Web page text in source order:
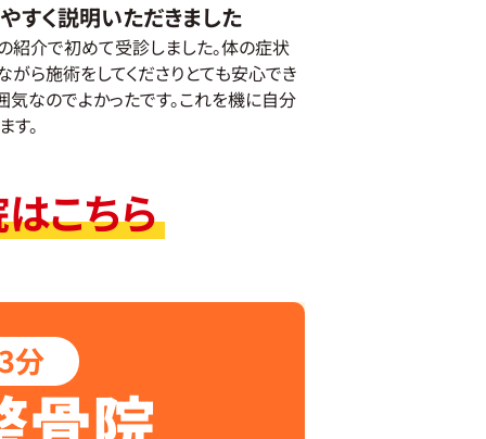
すく説明いただきました
紹介で初めて受診しました。体の症状
がら施術をしてくださりとても安心でき
気なのでよかったです。これを機に自分
す。
こちら
分